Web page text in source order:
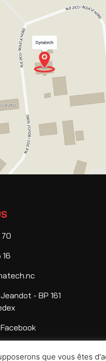
- BP 161
que vous êtes